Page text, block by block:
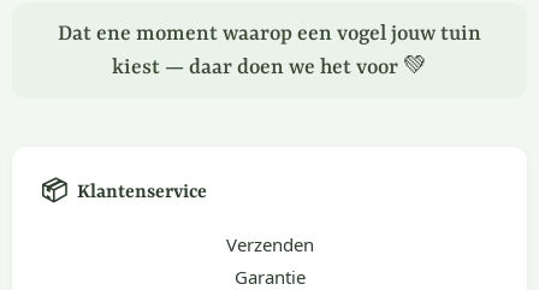
Dat ene moment waarop een vogel jouw tuin
kiest — daar doen we het voor 💚
📦 Klantenservice
Verzenden
Garantie